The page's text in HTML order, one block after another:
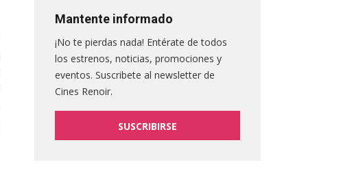
Mantente informado
¡No te pierdas nada! Entérate de todos
los estrenos, noticias, promociones y
eventos. Suscribete al newsletter de
Cines Renoir.
SUSCRIBIRSE